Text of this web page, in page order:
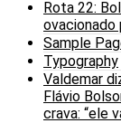
Rota 22:
ovacionado
Sample
Typography
Valdemar
Flávio
crava: “ele